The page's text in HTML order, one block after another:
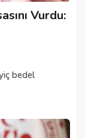
Vurdu:
bedel